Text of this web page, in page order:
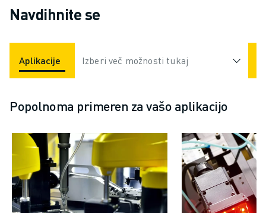
Navdihnite se
Aplikacije Industrije
Izberi več možnosti tukaj
Popolnoma primeren za vašo aplikacijo